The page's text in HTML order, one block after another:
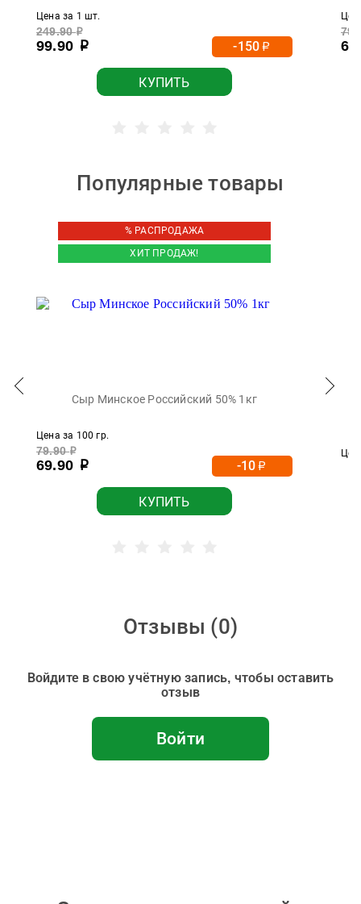
Цена за 1 шт.
249.90р
99.90 р -150р
КУПИТЬ
Популярные товары
% РАСПРОДАЖА
ХИТ ПРОДАЖ!
Сыр Минское Российский 50% 1кг
Цена за 100 гр.
79.90р
69.90 р -10р
КУПИТЬ
Отзывы (0)
Войдите в свою учётную запись, чтобы оставить
отзыв
Войти